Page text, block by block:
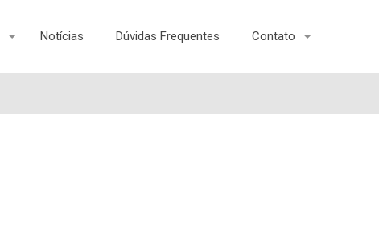
Notícias Dúvidas Frequentes Contato